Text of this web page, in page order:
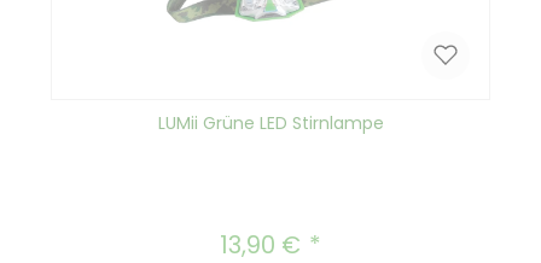
LUMii Grüne LED Stirnlampe
Regulärer Preis:
13,90 €